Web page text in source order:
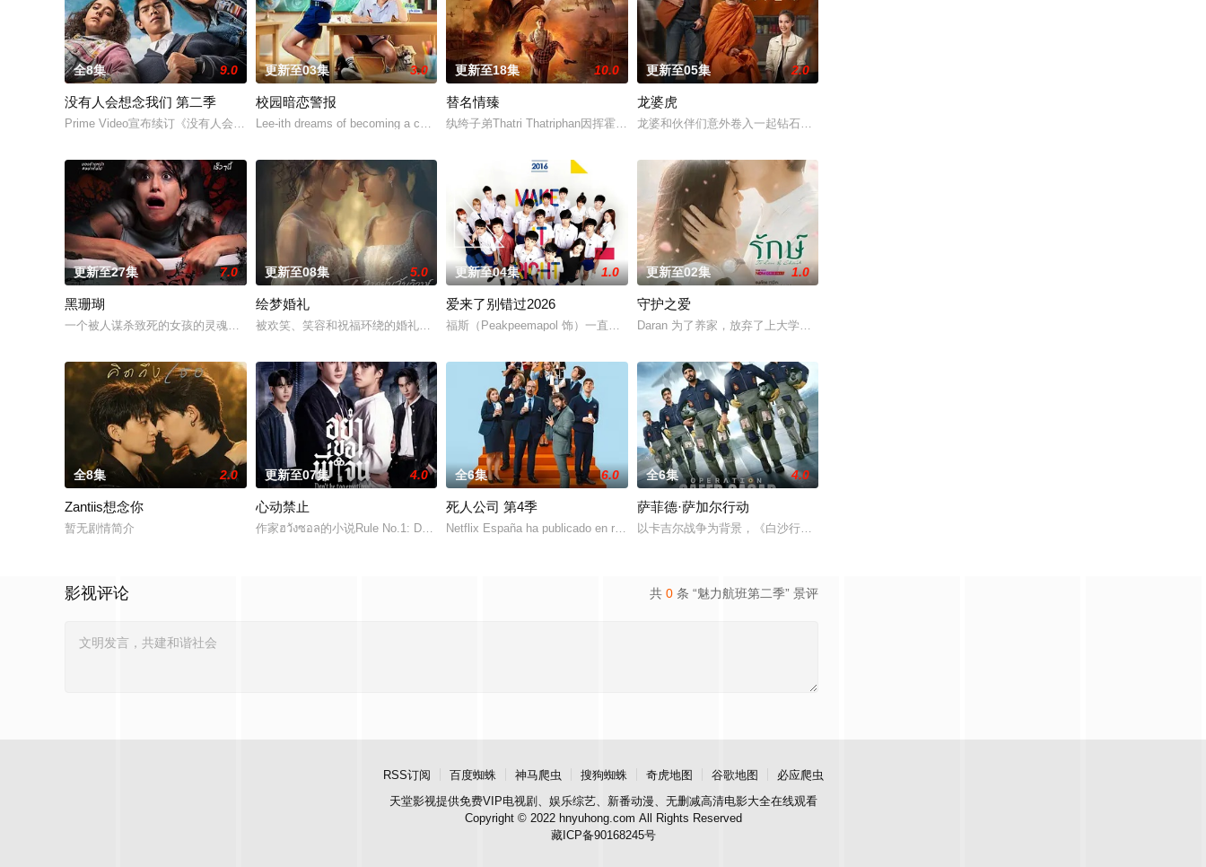
全8集 9.0
没有人会想念我们 第二季
Prime Video宣布续订《没有人会想念我们》第二季。
更新至03集 3.0
校园暗恋警报
Lee-ith dreams of becoming a cool indie rock musician. Becau
更新至18集 10.0
替名情臻
纨绔子弟Thatri Thatriphan因挥霍无敌倾家荡产，豪宅、情人、朋友一夜尽失。某日搭乘火车时，他偶遇同名旧友，
更新至05集 2.0
龙婆虎
龙婆和伙伴们意外卷入一起钻石抢劫案，成为警方怀疑的对象。为了证明自己的清白、挽回声誉，他们踏上了
更新至27集 7.0
黑珊瑚
一个被人谋杀致死的女孩的灵魂附到珊瑚上的故事。
更新至08集 5.0
绘梦婚礼
被欢笑、笑容和祝福环绕的婚礼仅仅是爱情生活的起点。未来还有许多障碍等待着两人共同跨越。Runch和Neen都曾梦想她们能
更新至04集 1.0
爱来了别错过2026
福斯（Peakpeemapol 饰）一直以为自己和女友阿金之间的感情十分亲密，对其深深信赖，哪知道某一日竟然在意外之中得
更新至02集 1.0
守护之爱
Daran 为了养家，放弃了上大学的梦想，高中毕业后便开始工作。然而，她一直难以找到稳定的工作，最终只
全8集 2.0
Zantiis想念你
暂无剧情简介
更新至07集 4.0
心动禁止
作家ฮวังซอล的小说Rule No.1: Don't Be Too Emotional อย่าขอพี่เ
全6集 6.0
死人公司 第4季
Netflix España ha publicado en redes sociales una foto en el
全6集 4.0
萨菲德·萨加尔行动
以卡吉尔战争为背景，《白沙行动》讲述了印度空军"金色箭头"第17中队的故事，他们最初的任务是执行照相
共 0 条 “魅力航班第二季” 景评
影视评论
RSS订阅 百度蜘蛛 神马爬虫 搜狗蜘蛛 奇虎地图 谷歌地图
必应爬虫
天堂影视提供免费VIP电视剧、娱乐综艺、新番动漫、无删减高清电影大全在线观看
Copyright © 2022 hnyuhong.com All Rights Reserved
藏ICP备90168245号